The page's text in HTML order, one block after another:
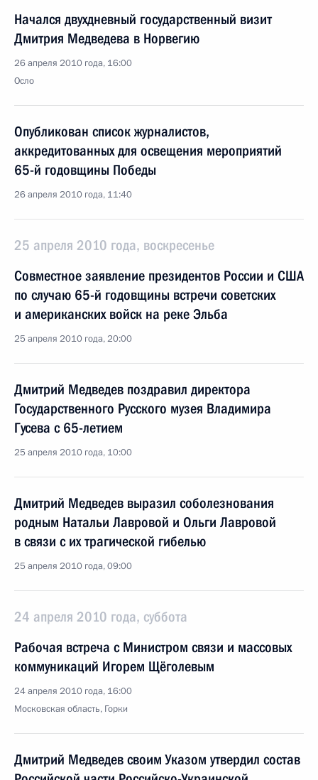
Начался двухдневный государственный визит
Дмитрия Медведева в Норвегию
26 апреля 2010 года, 16:00
Осло
Опубликован список журналистов,
аккредитованных для освещения мероприятий
65-й годовщины Победы
26 апреля 2010 года, 11:40
25 апреля 2010 года, воскресенье
Совместное заявление президентов России и США
по случаю 65-й годовщины встречи советских
и американских войск на реке Эльба
25 апреля 2010 года, 20:00
Дмитрий Медведев поздравил директора
Государственного Русского музея Владимира
Гусева с 65-летием
25 апреля 2010 года, 10:00
Дмитрий Медведев выразил соболезнования
родным Натальи Лавровой и Ольги Лавровой
в связи с их трагической гибелью
25 апреля 2010 года, 09:00
24 апреля 2010 года, суббота
Рабочая встреча с Министром связи и массовых
коммуникаций Игорем Щёголевым
24 апреля 2010 года, 16:00
Московская область, Горки
Дмитрий Медведев своим Указом утвердил состав